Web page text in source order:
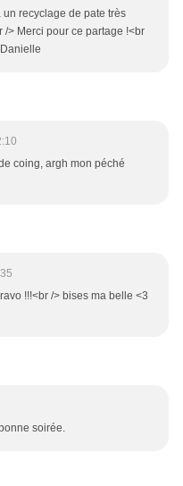
recyclage de pate très
/> Merci pour ce partage !<br
coing, argh mon péché
!!!<br /> bises ma belle <3
soirée.